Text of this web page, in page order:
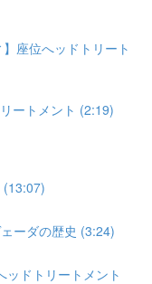
座位へッドトリート
ートメント (2:19)
(13:07)
ーダの歴史 (3:24)
ッドトリートメント